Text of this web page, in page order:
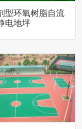
型环氧树脂自流
电地坪